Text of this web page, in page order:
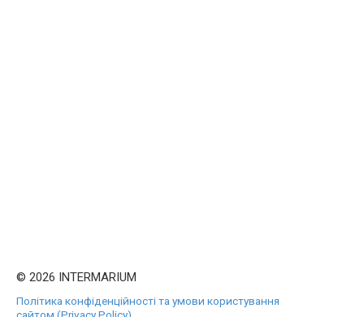
© 2026 INTERMARIUM
Політика конфіденційності та умови користування